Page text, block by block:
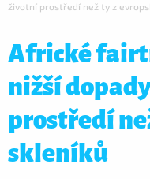
životní prostředí než ty z
Africké
nižší
prostředí
skleníků